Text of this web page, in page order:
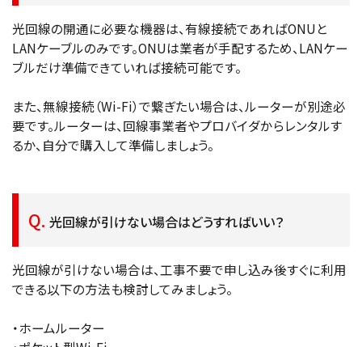
光回線の開通に必要な機器は、有線接続であればONUと
LANケーブルのみです。ONUは業者が手配するため、LANケー
ブルだけ準備できていれば接続可能です。
また、無線接続（Wi-Fi）で繋ぎたい場合は、ルーターが別途必
要です。ルーターは、回線事業者やプロバイダからレンタルす
るか、自分で購入して準備しましょう。
光回線が引けない場合はどうすればいい？
光回線が引けない場合は、工事不要で申し込み後すぐに利用
できる以下の方法も検討してみましょう。
・ホームルーター